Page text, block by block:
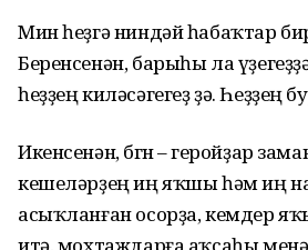
Мин һеҙгә ниндәй һабаҡтар
Беренсенән, барыһы ла
һеҙҙең киләсәгегеҙ ҙә. Һеҙҙең
Икенсенән, бөгөн – геройҙар
кешеләрҙең иң яҡшы һәм иң
асыҡланған осорҙа, кемдер